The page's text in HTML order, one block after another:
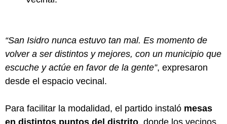
“San Isidro nunca estuvo tan mal. Es momento de
volver a ser distintos y mejores, con un municipio que
escuche y actúe en favor de la gente”, expresaron
desde el espacio vecinal.
Para facilitar la modalidad, el partido instaló mesas
en distintos puntos del distrito, donde los vecinos